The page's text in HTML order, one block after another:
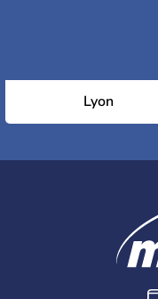
Lyon